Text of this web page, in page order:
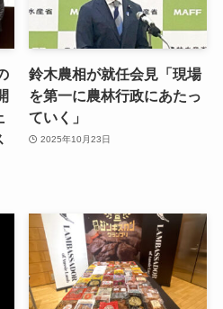
鈴木農相が就任会見「現場
を第一に農林行政にあたっ
ていく」
2025年10月23日